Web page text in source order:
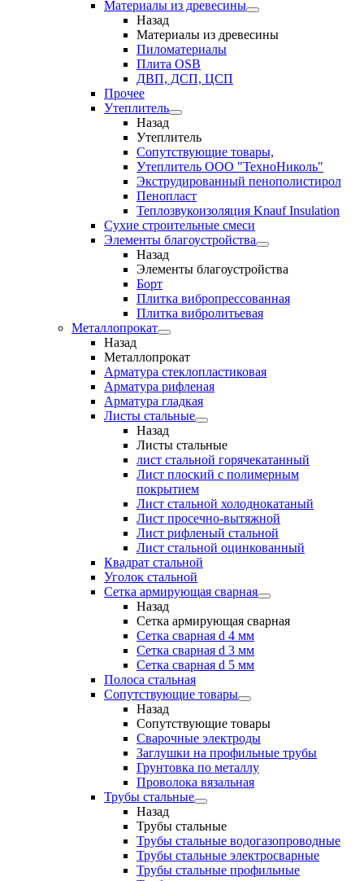
Материалы из древесины
Назад
Материалы из древесины
Пиломатериалы
Плита OSB
ДВП, ДСП, ЦСП
Прочее
Утеплитель
Назад
Утеплитель
Сопутствующие товары,
Утеплитель ООО "ТехноНиколь"
Экструдированный пенополистирол
Пенопласт
Теплозвукоизоляция Knauf Insulation
Сухие строительные смеси
Элементы благоустройства
Назад
Элементы благоустройства
Борт
Плитка вибропрессованная
Плитка вибролитьевая
Металлопрокат
Назад
Металлопрокат
Арматура стеклопластиковая
Арматура рифленая
Арматура гладкая
Листы стальные
Назад
Листы стальные
лист стальной горячекатанный
Лист плоский с полимерным
покрытием
Лист стальной холоднокатаный
Лист просечно-вытяжной
Лист рифленый стальной
Лист стальной оцинкованный
Квадрат стальной
Уголок стальной
Сетка армирующая сварная
Назад
Сетка армирующая сварная
Сетка сварная d 4 мм
Сетка сварная d 3 мм
Сетка сварная d 5 мм
Полоса стальная
Сопутствующие товары
Назад
Сопутствующие товары
Сварочные электроды
Заглушки на профильные трубы
Грунтовка по металлу
Проволока вязальная
Трубы стальные
Назад
Трубы стальные
Трубы стальные водогазопроводные
Трубы стальные электросварные
Трубы стальные профильные